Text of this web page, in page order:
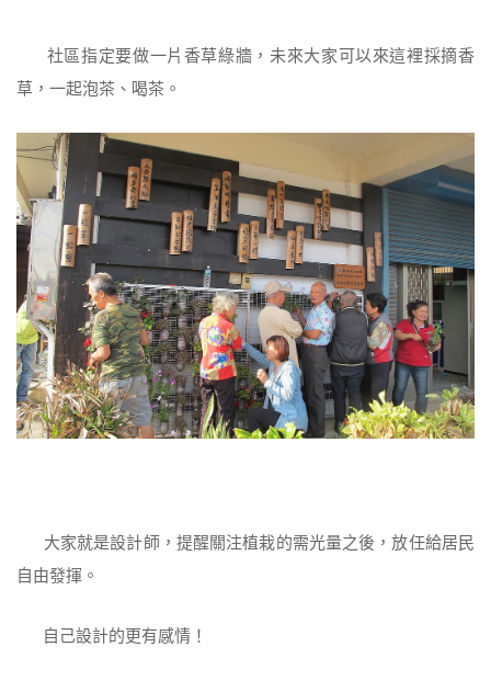
社區指定要做一片香草綠牆，未來大家可以來這裡採摘香
草，一起泡茶、喝茶。
大家就是設計師，提醒關注植栽的需光量之後，放任給居民
自由發揮。
自己設計的更有感情！